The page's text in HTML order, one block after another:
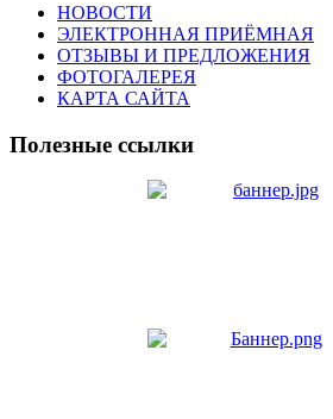
НОВОСТИ
ЭЛЕКТРОННАЯ ПРИЁМНАЯ
ОТЗЫВЫ И ПРЕДЛОЖЕНИЯ
ФОТОГАЛЕРЕЯ
КАРТА САЙТА
Полезные ссылки